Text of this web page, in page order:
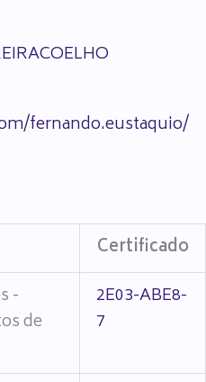
fernando.eustaquio/
Certificado
-
de
2E03-ABE8-
7